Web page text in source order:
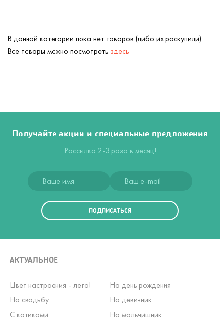
В данной категории пока нет товаров (либо их раскупили).
Все товары можно посмотреть здесь
Получайте акции и специальные предложения
Рассылка 2-3 раза в месяц!
ПОДПИСАТЬСЯ
АКТУАЛЬНОЕ
Цвет настроения - лето!
На день рождения
На свадьбу
На девичник
С котиками
На мальчишник